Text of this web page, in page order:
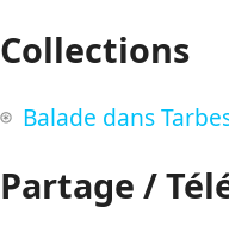
Collections
Balade dans
Partage /